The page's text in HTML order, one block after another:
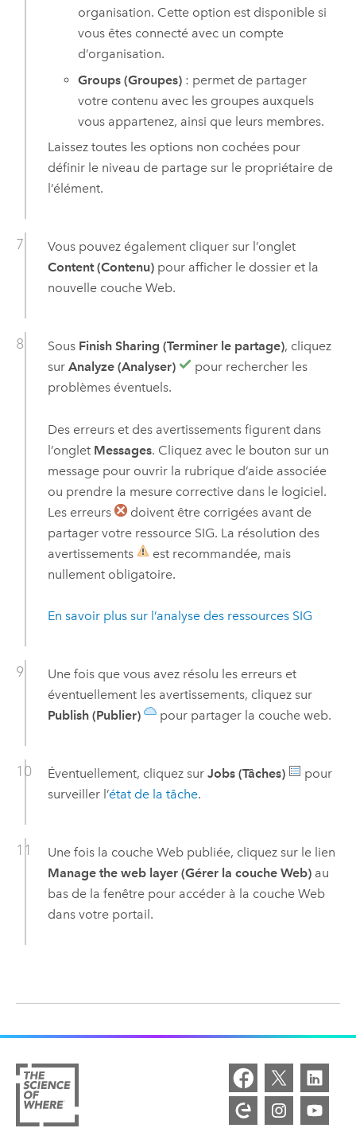
organisation. Cette option est disponible si
vous êtes connecté avec un compte
d’organisation.
Groups (Groupes) : permet de partager
votre contenu avec les groupes auxquels
vous appartenez, ainsi que leurs membres.
Laissez toutes les options non cochées pour
définir le niveau de partage sur le propriétaire de
l’élément.
Vous pouvez également cliquer sur l’onglet
Content (Contenu)pour afficher le dossier et la
nouvelle couche Web.
Sous Finish Sharing (Terminer le partage), cliquez
sur Analyze (Analyser)
pour rechercher les
problèmes éventuels.
Des erreurs et des avertissements figurent dans
l’onglet Messages. Cliquez avec le bouton sur un
message pour ouvrir la rubrique d’aide associée
ou prendre la mesure corrective dans le logiciel.
Les erreurs
doivent être corrigées avant de
partager votre ressource SIG. La résolution des
avertissements
est recommandée, mais
nullement obligatoire.
En savoir plus sur l’analyse des ressources SIG
Une fois que vous avez résolu les erreurs et
éventuellement les avertissements, cliquez sur
Publish (Publier)
pour partager la couche web.
Éventuellement, cliquez sur Jobs (Tâches)
pour
surveiller l’état de la tâche.
Une fois la couche Web publiée, cliquez sur le lien
Manage the web layer (Gérer la couche Web)au
bas de la fenêtre pour accéder à la couche Web
dans votre portail.